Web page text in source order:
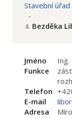
Stavební úřad
-
Bezděka
Jméno
Ing.
Funkce
Telefon
E-mail
Adresa